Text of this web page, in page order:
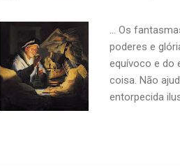
... Os
poderes e
equívoco e do
coisa. Não
entorpecida